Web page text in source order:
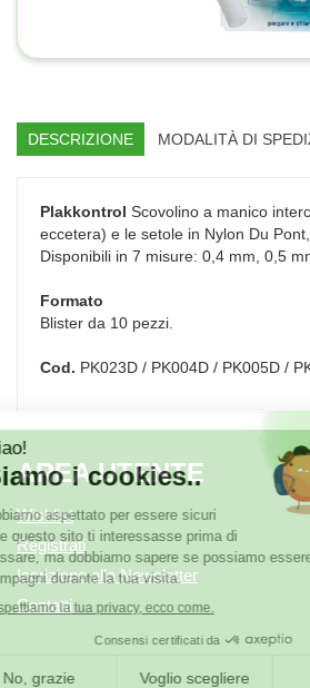
DESCRIZIONE MODALITÀ DI
Plakkontrol Scovolino a manico
eccetera) e le setole in Nylon Du
Disponibili in 7 misure: 0,4 mm, 0,5
Formato
Blister da 10 pezzi.
Cod. PK023D / PK004D / PK005D /
AREA UTENTE
Wishlist
Registrati
Iscrizione alla Newsletter
Contatti